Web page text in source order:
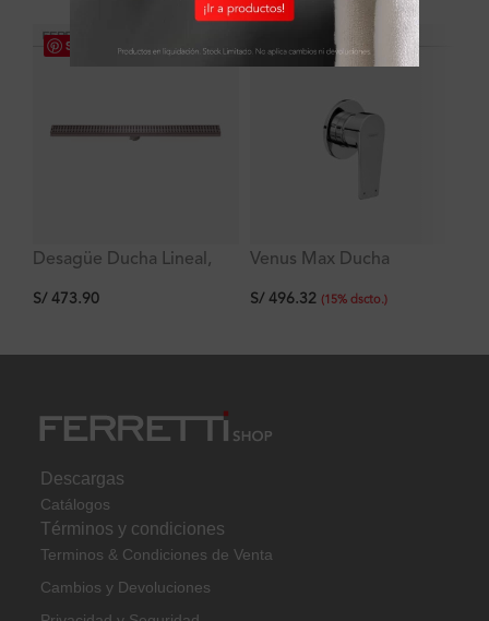
INTERESARTE
Save
Desagüe Ducha Lineal,
mm Signature
S/ 473.90
Save
Venus Max Ducha
S/496.32 (15% dscto.)
Descargas
Catálogos
Términos y condiciones
Terminos & Condiciones de Venta
Cambios y Devoluciones